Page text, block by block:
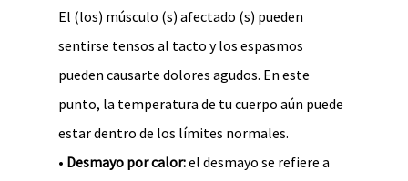
El (los) músculo (s) afectado (s) pueden
sentirse tensos al tacto y los espasmos
pueden causarte dolores agudos. En este
punto, la temperatura de tu cuerpo aún puede
estar dentro de los límites normales.
• Desmayo por calor:el desmayo se refiere a